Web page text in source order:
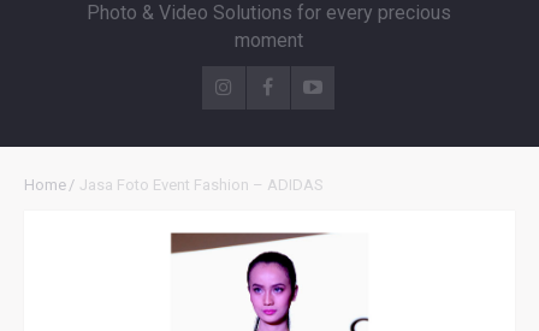
Photo & Video Solutions for every precious
moment
Home / Jasa Foto Event Fashion – ADIDAS